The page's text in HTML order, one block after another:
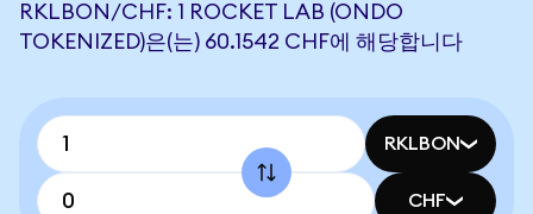
RKLBON/CHF: 1 ROCKET LAB (ONDO
TOKENIZED)은(는) 60.1542 CHF에 해당합니다
RKLBON
CHF